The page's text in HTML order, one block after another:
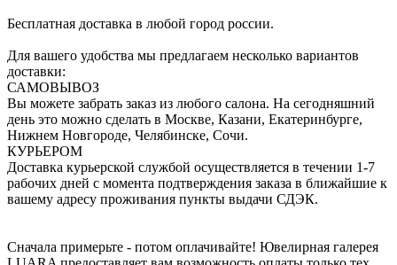
Бесплатная доставка в любой город россии.
Для вашего удобства мы предлагаем несколько вариантов
доставки:
САМОВЫВОЗ
Вы можете забрать заказ из любого салона. На сегодняшний
день это можно сделать в Москве, Казани, Екатеринбурге,
Нижнем Новгороде, Челябинске, Сочи.
КУРЬЕРОМ
Доставка курьерской службой осуществляется в течении 1-7
рабочих дней с момента подтверждения заказа в ближайшие к
вашему адресу проживания пункты выдачи СДЭК.
Сначала примерьте - потом оплачивайте! Ювелирная галерея